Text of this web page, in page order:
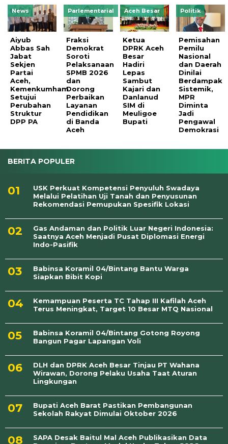
News
Aiyub
Abbas Sah
Jabat
Sekjen
Partai
Aceh,
Kemenkumham
Setujui
Perubahan
Struktur
DPP PA
Parlementarial
Fraksi
Demokrat
Soroti
Pelaksanaan
SPMB 2026
dan
Dorong
Perbaikan
Layanan
Pendidikan
di Banda
Aceh
Aceh Besar
Ketua
DPRK Aceh
Besar
Hadiri
Lepas
Sambut
Kajari dan
Danlanud
SIM di
Meuligoe
Bupati
Politik
Pemisahan
Pemilu
Nasional
dan Daerah
Dinilai
Berdampak
Sistemik,
MPR
Diminta
Jadi
Pengawal
Demokrasi
BERITA POPULER
USK Perkuat Kompetensi Penyuluh Swadaya
Melalui Pelatihan Uji Tanah dan Penyusunan
Rekomendasi Pemupukan Spesifik Lokasi
Gas Andaman dan Politik Luar Negeri Indonesia:
Saatnya Aceh Menjadi Pusat Diplomasi Energi
Indo-Pasifik
Babinsa Koramil 04/Bintang Bantu Warga
Siapkan Bibit Kopi
Kemampuan Peserta TC Tahap III Kafilah Aceh
Terus Meningkat, Target 10 Besar MTQ Nasional
Babinsa Koramil 04/Bintang Gotong Royong
Bangun Pagar Lapangan Voli
DLH dan DPRK Aceh Besar Tinjau PT Wahana
Wirawan, Dorong Pelaku Usaha Taat Aturan
Lingkungan
Bupati Aceh Barat Pastikan Pembangunan
Sekolah Rakyat Dimulai Oktober 2026
SAPA Desak Baitul Mal Aceh Publikasikan Data